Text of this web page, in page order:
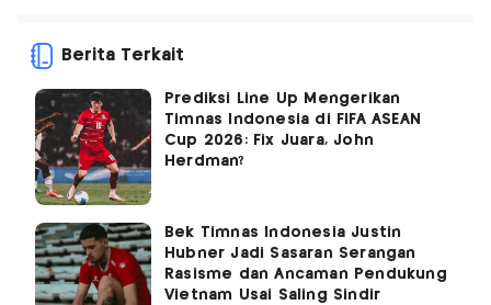
Berita Terkait
Prediksi Line Up Mengerikan
Timnas Indonesia di FIFA ASEAN
Cup 2026: Fix Juara, John
Herdman?
Bek Timnas Indonesia Justin
Hubner Jadi Sasaran Serangan
Rasisme dan Ancaman Pendukung
Vietnam Usai Saling Sindir